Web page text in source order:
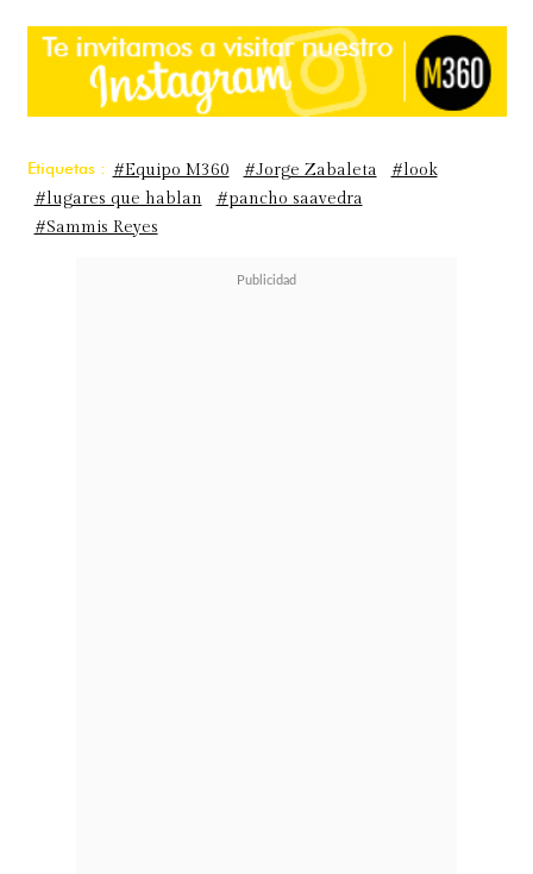
Etiquetas : #Equipo M360 #Jorge Zabaleta
#look
#lugares que hablan
#pancho saavedra
#Sammis Reyes